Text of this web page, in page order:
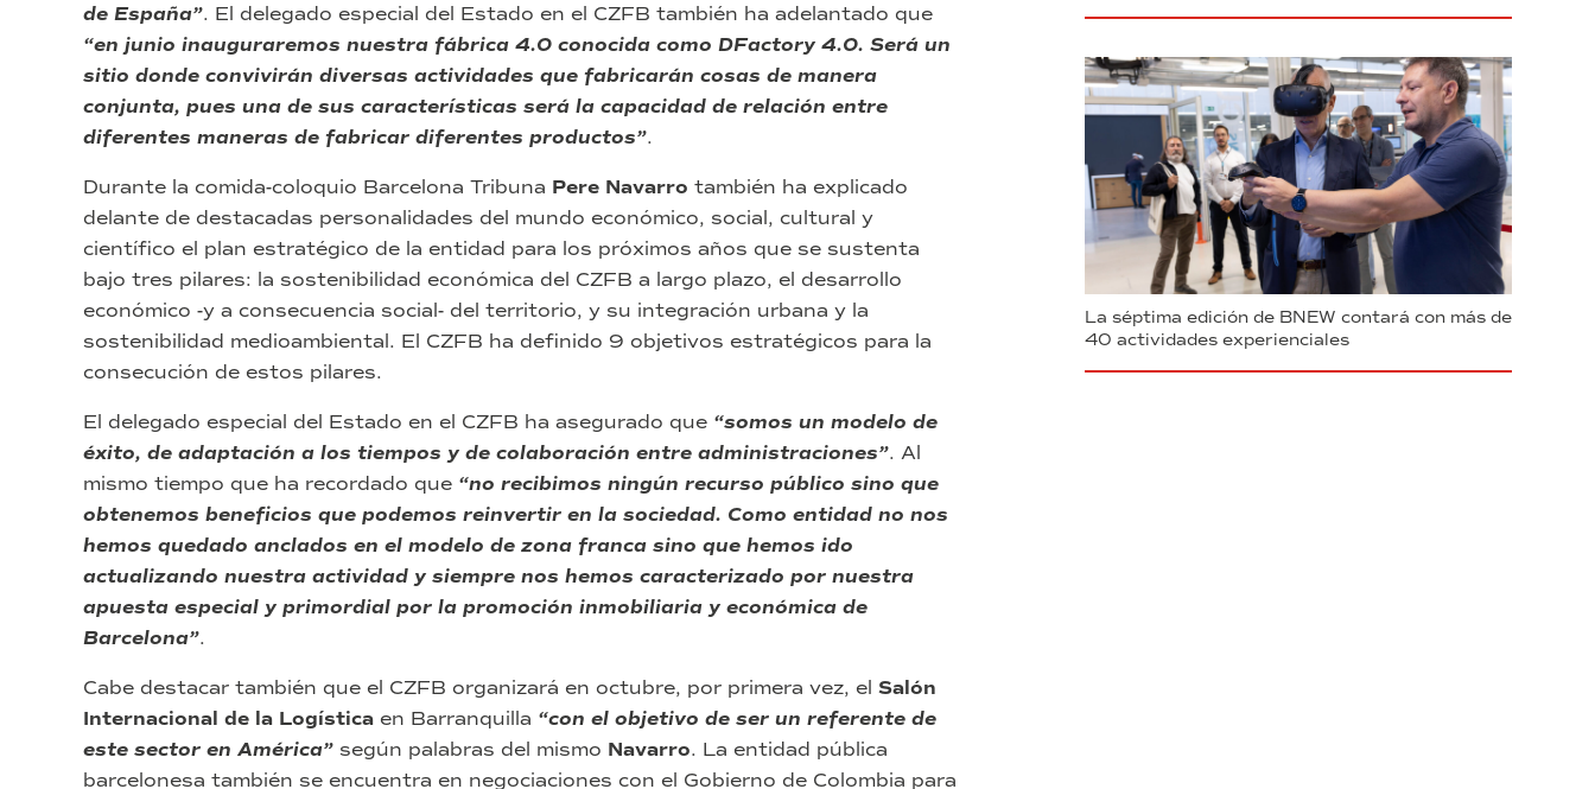
de España”. El delegado especial del Estado en el CZFB también ha adelantado que
“en junio inauguraremos nuestra fábrica 4.0 conocida como DFactory 4.0. Será un
sitio donde convivirán diversas actividades que fabricarán cosas de manera
conjunta, pues una de sus características será la capacidad de relación entre
diferentes maneras de fabricar diferentes productos”.
Durante la comida-coloquio Barcelona Tribuna Pere Navarro también ha explicado
delante de destacadas personalidades del mundo económico, social, cultural y
científico el plan estratégico de la entidad para los próximos años que se sustenta
bajo tres pilares: la sostenibilidad económica del CZFB a largo plazo, el desarrollo
económico -y a consecuencia social- del territorio, y su integración urbana y la
sostenibilidad medioambiental. El CZFB ha definido 9 objetivos estratégicos para la
consecución de estos pilares.
El delegado especial del Estado en el CZFB ha asegurado que “somos un modelo de
éxito, de adaptación a los tiempos y de colaboración entre administraciones”. Al
mismo tiempo que ha recordado que “no recibimos ningún recurso público sino que
obtenemos beneficios que podemos reinvertir en la sociedad. Como entidad no nos
hemos quedado anclados en el modelo de zona franca sino que hemos ido
actualizando nuestra actividad y siempre nos hemos caracterizado por nuestra
apuesta especial y primordial por la promoción inmobiliaria y económica de
Barcelona”.
Cabe destacar también que el CZFB organizará en octubre, por primera vez, el Salón
Internacional de la Logística en Barranquilla “con el objetivo de ser un referente de
este sector en América” según palabras del mismo Navarro. La entidad pública
barcelonesa también se encuentra en negociaciones con el Gobierno de Colombia para
La séptima edición de BNEW contará con más de
40 actividades experienciales